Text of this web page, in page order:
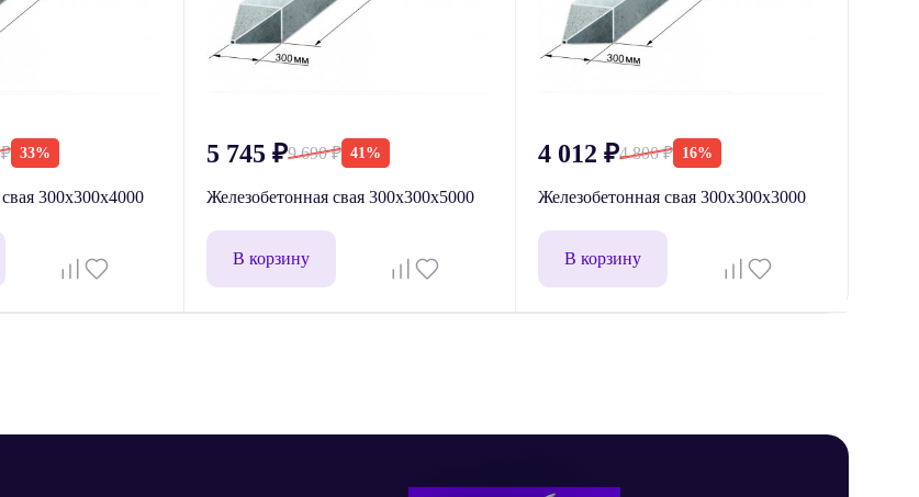
33%
₽
300x300x4000
41%
9 690₽
5 745₽
Железобетонная свая 300x300x5000
В корзину
16%
4 800₽
4 012 ₽
Железобетонная свая 300х300х3000
В корзину